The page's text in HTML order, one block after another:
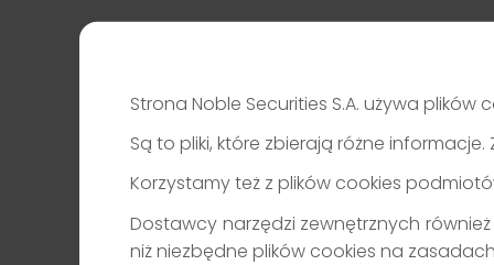
Strona Noble Securities S.A. używa plików
Są to pliki, które zbierają różne
Korzystamy też z plików cookies
Dostawcy narzędzi zewnętrznych
niż niezbędne plików cookies na